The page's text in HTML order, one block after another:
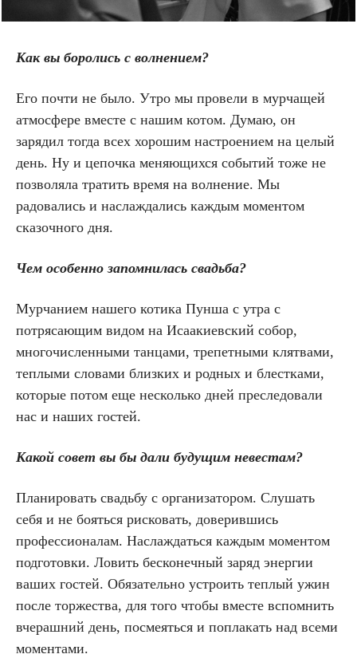
Как вы боролись с волнением?
Его почти не было. Утро мы провели в мурчащей
атмосфере вместе с нашим котом. Думаю, он
зарядил тогда всех хорошим настроением на целый
день. Ну и цепочка меняющихся событий тоже не
позволяла тратить время на волнение. Мы
радовались и наслаждались каждым моментом
сказочного дня.
Чем особенно запомнилась свадьба?
Мурчанием нашего котика Пунша с утра с
потрясающим видом на Исаакиевский собор,
многочисленными танцами, трепетными клятвами,
теплыми словами близких и родных и блестками,
которые потом еще несколько дней преследовали
нас и наших гостей.
Какой совет вы бы дали будущим невестам?
Планировать свадьбу с организатором. Слушать
себя и не бояться рисковать, доверившись
профессионалам. Наслаждаться каждым моментом
подготовки. Ловить бесконечный заряд энергии
ваших гостей. Обязательно устроить теплый ужин
после торжества, для того чтобы вместе вспомнить
вчерашний день, посмеяться и поплакать над всеми
моментами.